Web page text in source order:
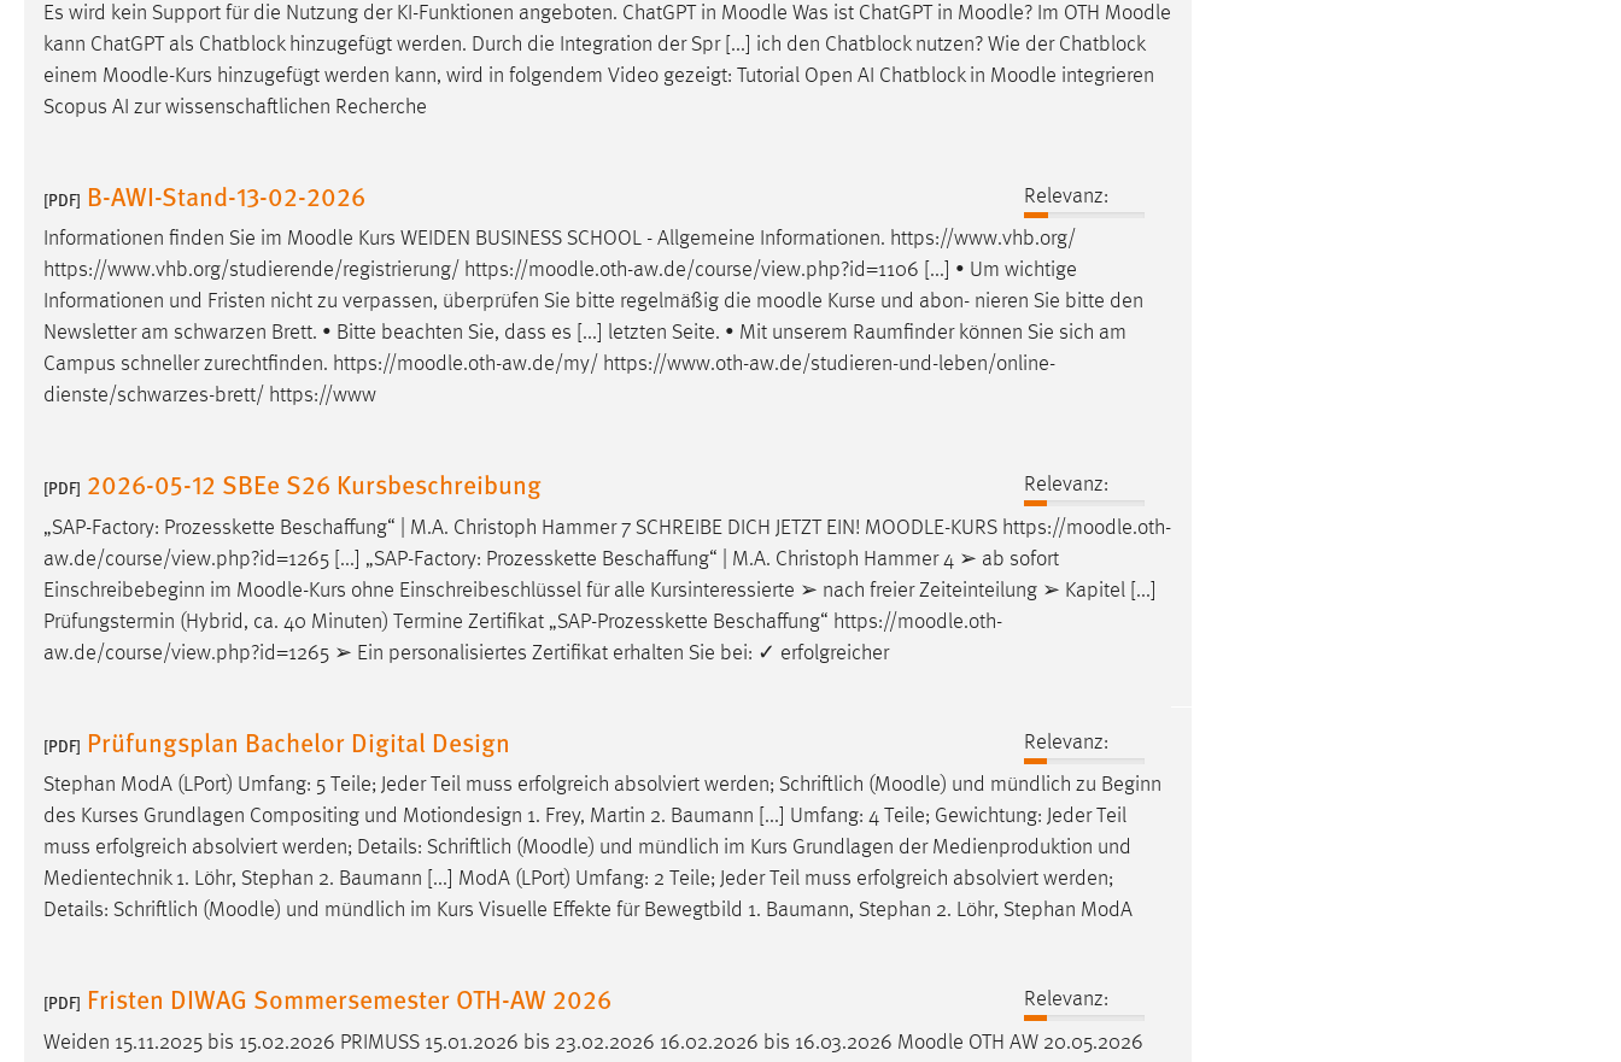
Es wird kein Support für die Nutzung der KI-Funktionen angeboten. ChatGPT in Moodle Was ist ChatGPT in Moodle? Im OTH Moodle
kann ChatGPT als Chatblock hinzugefügt werden. Durch die Integration der Spr [...] ich den Chatblock nutzen? Wie der Chatblock
einem Moodle-Kurs hinzugefügt werden kann, wird in folgendem Video gezeigt: Tutorial Open AI Chatblock in Moodle integrieren
Scopus AI zur wissenschaftlichen Recherche
[PDF] B-AWI-Stand-13-02-2026
Relevanz:
Informationen finden Sie im Moodle Kurs WEIDEN BUSINESS SCHOOL - Allgemeine Informationen. https://www.vhb.org/
https://www.vhb.org/studierende/registrierung/ https://moodle.oth-aw.de/course/view.php?id=1106 [...] • Um wichtige
Informationen und Fristen nicht zu verpassen, überprüfen Sie bitte regelmäßig die moodle Kurse und abon- nieren Sie bitte den
Newsletter am schwarzen Brett. • Bitte beachten Sie, dass es [...] letzten Seite. • Mit unserem Raumfinder können Sie sich am
Campus schneller zurechtfinden. https://moodle.oth-aw.de/my/ https://www.oth-aw.de/studieren-und-leben/online-
dienste/schwarzes-brett/ https://www
[PDF] 2026-05-12 SBEe S26 Kursbeschreibung
Relevanz:
„SAP-Factory: Prozesskette Beschaffung“ | M.A. Christoph Hammer 7 SCHREIBE DICH JETZT EIN! MOODLE-KURS https://moodle.oth-
aw.de/course/view.php?id=1265 [...] „SAP-Factory: Prozesskette Beschaffung“ | M.A. Christoph Hammer 4 ➢ ab sofort
Einschreibebeginn im Moodle-Kurs ohne Einschreibeschlüssel für alle Kursinteressierte ➢ nach freier Zeiteinteilung ➢ Kapitel [...]
Prüfungstermin (Hybrid, ca. 40 Minuten) Termine Zertifikat „SAP-Prozesskette Beschaffung“ https://moodle.oth-
aw.de/course/view.php?id=1265 ➢ Ein personalisiertes Zertifikat erhalten Sie bei: ✓ erfolgreicher
[PDF] Prüfungsplan Bachelor Digital Design
Relevanz:
Stephan ModA (LPort) Umfang: 5 Teile; Jeder Teil muss erfolgreich absolviert werden; Schriftlich (Moodle) und mündlich zu Beginn
des Kurses Grundlagen Compositing und Motiondesign 1. Frey, Martin 2. Baumann [...] Umfang: 4 Teile; Gewichtung: Jeder Teil
muss erfolgreich absolviert werden; Details: Schriftlich (Moodle) und mündlich im Kurs Grundlagen der Medienproduktion und
Medientechnik 1. Löhr, Stephan 2. Baumann [...] ModA (LPort) Umfang: 2 Teile; Jeder Teil muss erfolgreich absolviert werden;
Details: Schriftlich (Moodle) und mündlich im Kurs Visuelle Effekte für Bewegtbild 1. Baumann, Stephan 2. Löhr, Stephan ModA
[PDF] Fristen DIWAG Sommersemester OTH-AW 2026
Relevanz:
Weiden 15.11.2025 bis 15.02.2026 PRIMUSS 15.01.2026 bis 23.02.2026 16.02.2026 bis 16.03.2026 Moodle OTH AW 20.05.2026
Performance
Name: staticfilecache
Sprachpräferenz
Name: site-language-preference
Zweck:
Das Cookie speichert die gewählte
Sprache der Website.
Chat
Name:
MibewSessionID, MIBEW_UserID,
mibew_locale, mibew-chat-frame-style-
5e9dbeb1811c0446
Zweck:
Wird benötigt um die Chatfunktion
nutzen zu können.
Sitzungslaufzeit, mibew_locale = 3
Jahre, MIBEW_UserID = 1 Jahr
Login
Name: fe_user, be_user, be_lastLoginProvider
Cookie Laufzeit: 24 Stunden